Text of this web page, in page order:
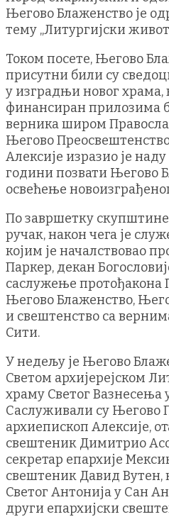
Његово Блаженство је
тему „Литургијски
Током посете, Његово
присутни били су
у изградњи новог храма,
финансиран прилозима
верника широм
Његово
Алексије изразио је
години позвати Његово
освећење
По завршетку
ручак, након чега је
којим је началствовао
Паркер, декан
саслужење протођакона
Његово Блаженство,
и свештенство са
Сити.
У недељу је Његово
Светом архијерејском
храму Светог Вазнесења
Саслуживали су Његово
архиепископ Алексије,
свештеник Димитрио
секретар епархије
свештеник Давид Вутен,
Светог Антонија у Сан
други епархијски